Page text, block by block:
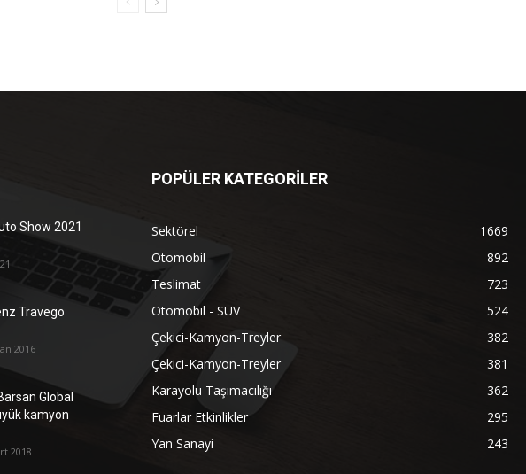
Show 2021
Travego
2016
Global
kamyon
2018
POPÜLER KATEGORİLER
Sektörel
1669
Otomobil
892
Teslimat
723
Otomobil - SUV
524
Çekici-Kamyon-Treyler
382
Çekici-Kamyon-Treyler
381
Karayolu Taşımacılığı
362
Fuarlar Etkinlikler
295
Yan Sanayi
243